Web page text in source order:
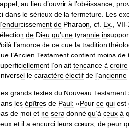
appel au lieu d’ouvrir à l’obéissance
dans le sérieux de la fermeture Les
l’endurcissement de Pharaon cf Ex VII-
élection de Dieu qu’une tyrannie
l’amorce de ce que la tradition
l’Ancien Testament contient moins de
l’on ait tendance à croire
le caractère électif de l’ancienne
grands textes du Nouveau Testament
les épîtres de Paul: «Pour ce qui est
de moi et ne sera donné qu’à ceux à
et il a endurci leurs cœurs de peur